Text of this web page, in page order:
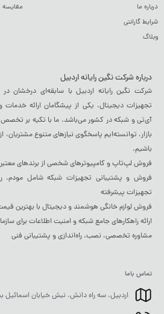
درباره ما
شرایط گارانتی
وبلاگ
مقایسه
درباره شرکت نگین رایانه اردبیل
شرکت نگین رایانه اردبیل با سابقه‌ای درخشان
تجهیزات دیجیتال، یکی از پیشگامان ارائه
آی‌تی و شبکه در کشور می‌باشد. ما با تکیه بر تخصص
بازار، توانسته‌ایم پاسخگوی نیازهای متنوع مشتریان،
باشیم.
فروش لپ‌تاپ و کامپیوترهای شخصی از برندهای معتبر
فروش و پشتیبانی تجهیزات شبکه شامل مودم،
تجهیزات پیشرفته
فروش لوازم خانگی هوشمند و دیجیتال با بهترین
ارائه راهکارهای جامع شبکه و امنیت اطلاعات برای
مشاوره تخصصی، نصب، راه‌اندازی و پشتیبانی فنی
تماس باما
اردبیل، سه راه دانش، نبش خیابان اسمائیل